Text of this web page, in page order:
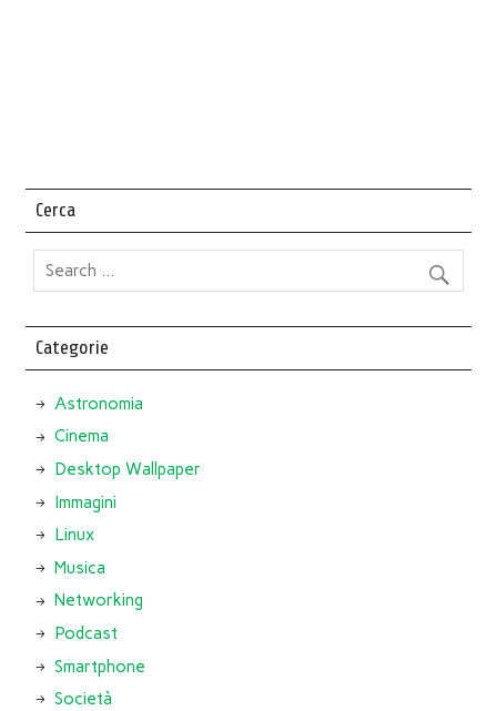
Cerca
Categorie
Astronomia
Cinema
Desktop Wallpaper
Immagini
Linux
Musica
Networking
Podcast
Smartphone
Società